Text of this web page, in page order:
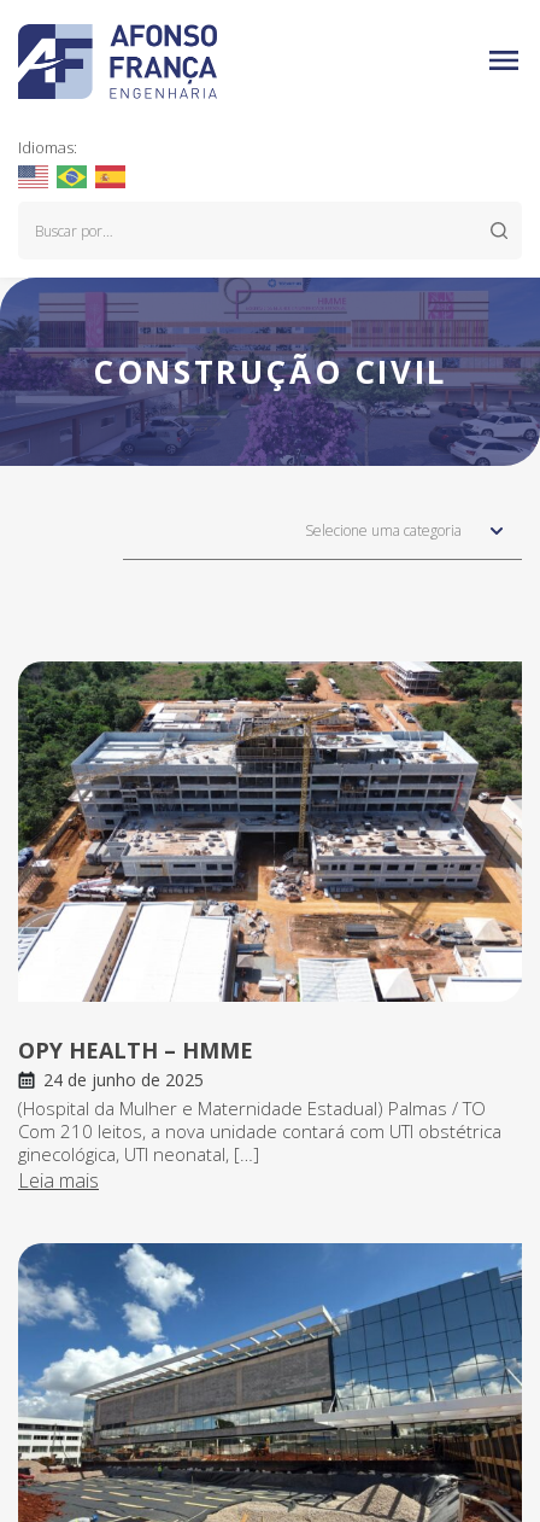
Idiomas:
CONSTRUÇÃO CIVIL
Selecione uma categoria
OPY HEALTH – HMME
24 de junho de 2025
(Hospital da Mulher e Maternidade Estadual) Palmas / TO
Com 210 leitos, a nova unidade contará com UTI obstétrica
ginecológica, UTI neonatal, […]
Leia mais